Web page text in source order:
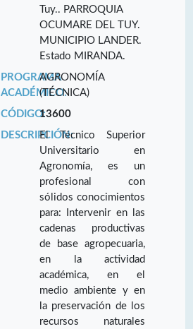
Tuy.. PARROQUIA
OCUMARE DEL TUY.
MUNICIPIO LANDER.
Estado MIRANDA.
PROGRAMA
ACADÉMICO:
AGRONOMÍA
(TÉCNICA)
CÓDIGO:13600
DESCRIPCIÓN:El Técnico Superior
Universitario en
Agronomía, es un
profesional con
sólidos conocimientos
para: Intervenir en las
cadenas productivas
de base agropecuaria,
en la actividad
académica, en el
medio ambiente y en
la preservación de los
recursos naturales